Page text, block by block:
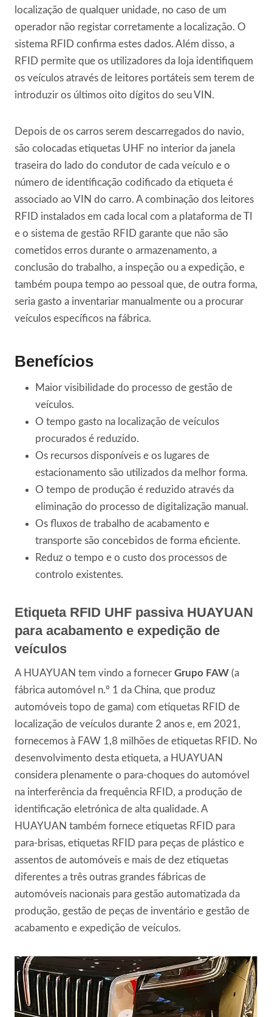
localização de qualquer unidade, no caso de um
operador não registar corretamente a localização. O
sistema RFID confirma estes dados. Além disso, a
RFID permite que os utilizadores da loja identifiquem
os veículos através de leitores portáteis sem terem de
introduzir os últimos oito dígitos do seu VIN.
Depois de os carros serem descarregados do navio,
são colocadas etiquetas UHF no interior da janela
traseira do lado do condutor de cada veículo e o
número de identificação codificado da etiqueta é
associado ao VIN do carro. A combinação dos leitores
RFID instalados em cada local com a plataforma de TI
e o sistema de gestão RFID garante que não são
cometidos erros durante o armazenamento, a
conclusão do trabalho, a inspeção ou a expedição, e
também poupa tempo ao pessoal que, de outra forma,
seria gasto a inventariar manualmente ou a procurar
veículos específicos na fábrica.
Benefícios
Maior visibilidade do processo de gestão de
veículos.
O tempo gasto na localização de veículos
procurados é reduzido.
Os recursos disponíveis e os lugares de
estacionamento são utilizados da melhor forma.
O tempo de produção é reduzido através da
eliminação do processo de digitalização manual.
Os fluxos de trabalho de acabamento e
transporte são concebidos de forma eficiente.
Reduz o tempo e o custo dos processos de
controlo existentes.
Etiqueta RFID UHF passiva HUAYUAN
para acabamento e expedição de
veículos
A HUAYUAN tem vindo a fornecer Grupo FAW (a
fábrica automóvel n.º 1 da China, que produz
automóveis topo de gama) com etiquetas RFID de
localização de veículos durante 2 anos e, em 2021,
fornecemos à FAW 1,8 milhões de etiquetas RFID. No
desenvolvimento desta etiqueta, a HUAYUAN
considera plenamente o para-choques do automóvel
na interferência da frequência RFID, a produção de
identificação eletrónica de alta qualidade. A
HUAYUAN também fornece etiquetas RFID para
para-brisas, etiquetas RFID para peças de plástico e
assentos de automóveis e mais de dez etiquetas
diferentes a três outras grandes fábricas de
automóveis nacionais para gestão automatizada da
produção, gestão de peças de inventário e gestão de
acabamento e expedição de veículos.